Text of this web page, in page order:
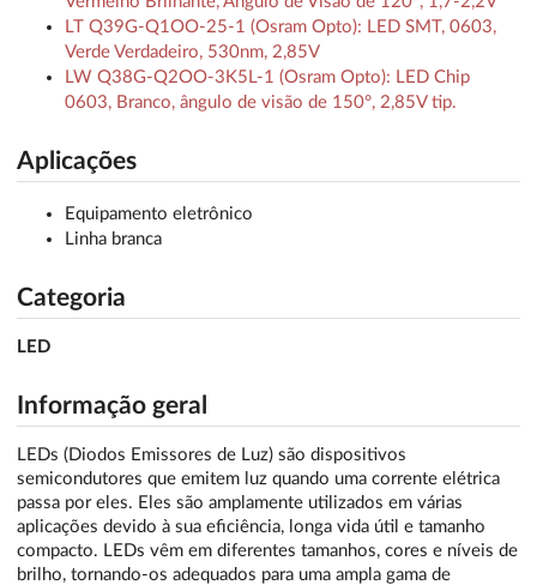
LT Q39G-Q1OO-25-1 (Osram Opto): LED SMT, 0603,
Verde Verdadeiro, 530nm, 2,85V
LW Q38G-Q2OO-3K5L-1 (Osram Opto): LED Chip
0603, Branco, ângulo de visão de 150°, 2,85V tip.
Aplicações
Equipamento eletrônico
Linha branca
Categoria
LED
Informação geral
LEDs (Diodos Emissores de Luz) são dispositivos
semicondutores que emitem luz quando uma corrente elétrica
passa por eles. Eles são amplamente utilizados em várias
aplicações devido à sua eficiência, longa vida útil e tamanho
compacto. LEDs vêm em diferentes tamanhos, cores e níveis de
brilho, tornando-os adequados para uma ampla gama de